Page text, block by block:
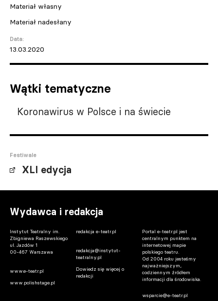
Materiał własny
Materiał nadesłany
Data:
13.03.2020
Wątki tematyczne
Koronawirus w Polsce i na świecie
Festiwale
XLI edycja
Wydawca i redakcja
Instytut Teatralny im.
Zbigniewa Raszewskiego
ul. Jazdów 1
00-467 Warszawa
www.e-teatr.pl
www.polishstage.pl
redakcja e-teatr.pl
redakcja@instytut-
teatralny.pl
Dowiedz się więcej o
redakcji
Portal e-teatr.pl jest
centralnym punktem na
internetowej mapie
polskiego teatru.
Od 2004 roku jesteśmy
najważniejszym,
codziennym źródłem
informacji dla środowiska.
wsparcie@e-teatr.pl